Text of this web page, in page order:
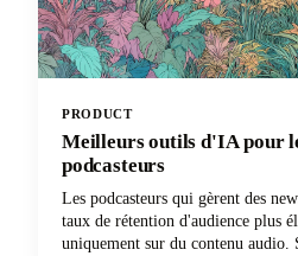
PRODUCT
Meilleurs outils d'IA pour
podcasteurs
Les podcasteurs qui gèrent des
taux de rétention d'audience plus
uniquement sur du contenu audio.